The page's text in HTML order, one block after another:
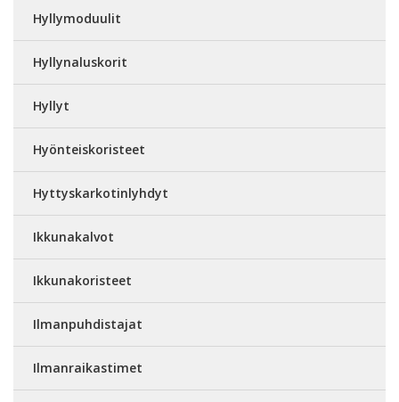
Hyllymoduulit
Hyllynaluskorit
Hyllyt
Hyönteiskoristeet
Hyttyskarkotinlyhdyt
Ikkunakalvot
Ikkunakoristeet
Ilmanpuhdistajat
Ilmanraikastimet